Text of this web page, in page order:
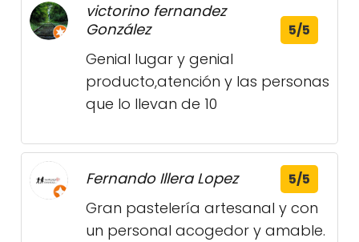
victorino fernandez
González
5/5
Genial lugar y genial
producto,atención y las personas
que lo llevan de 10
Fernando Illera Lopez 5/5
Gran pastelería artesanal y con
un personal acogedor y amable.